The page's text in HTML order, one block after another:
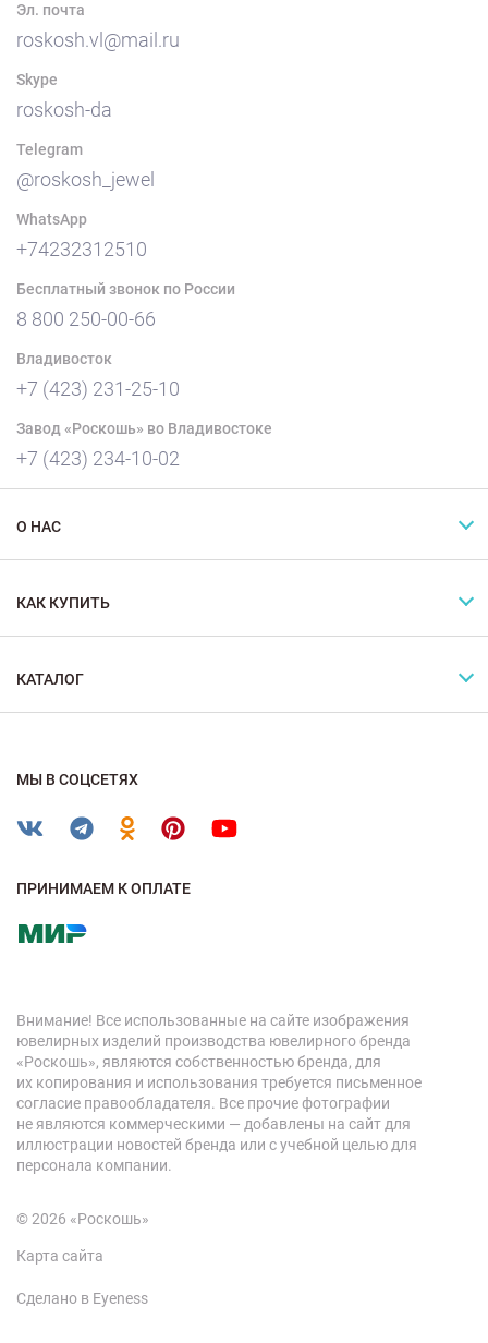
Эл. почта
roskosh.vl@mail.ru
Skype
roskosh-da
Telegram
@roskosh_jewel
WhatsApp
+74232312510
Бесплатный звонок по России
8 800 250-00-66
Владивосток
+7 (423) 231-25-10
Завод «Роскошь» во Владивостоке
+7 (423) 234-10-02
О НАС
КАК КУПИТЬ
КАТАЛОГ
МЫ В СОЦСЕТЯХ
ПРИНИМАЕМ К ОПЛАТЕ
Внимание! Все использованные на сайте изображения
ювелирных изделий производства ювелирного бренда
«Роскошь», являются собственностью бренда, для
их копирования и использования требуется письменное
согласие правообладателя. Все прочие фотографии
не являются коммерческими — добавлены на сайт для
иллюстрации новостей бренда или с учебной целью для
персонала компании.
© 2026 «Роскошь»
Карта сайта
Сделано в Eyeness